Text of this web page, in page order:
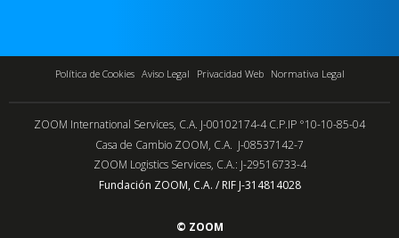
Política de Cookies Aviso Legal Privacidad Web Normativa Legal
ZOOM International Services, C.A. J-00102174-4 C.P.IP °10-10-85-04
Casa de Cambio ZOOM, C.A. J-08537142-7
ZOOM Logistics Services, C.A.: J-29516733-4
Fundación ZOOM, C.A. / RIF J-314814028
© ZOOM